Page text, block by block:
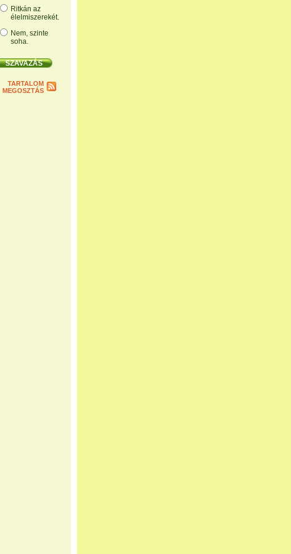
Ritkán az
élelmiszerekét.
Nem, szinte
soha.
TARTALOM
MEGOSZTÁS